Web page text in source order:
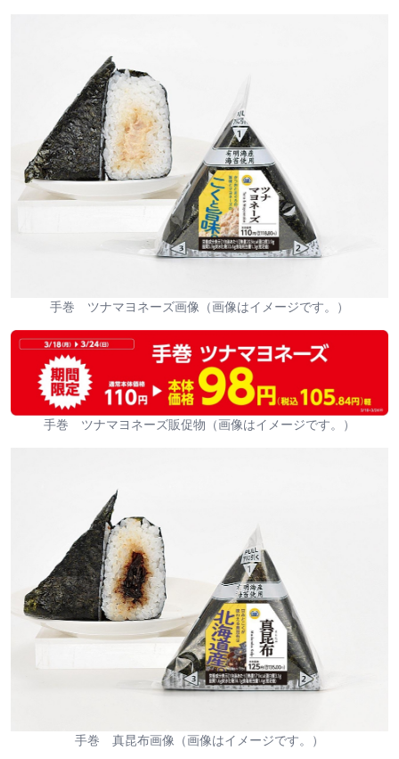
手巻 ツナマヨネーズ画像（画像はイメージです。）
手巻 ツナマヨネーズ販促物（画像はイメージです。）
手巻 真昆布画像（画像はイメージです。）